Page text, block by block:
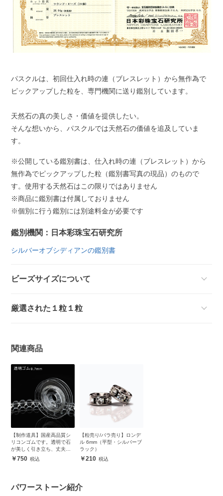
パスクルは、初回仕入れ時の連（ブレスレット）から無作為で
ピックアップした粒を、専門機関に送り鑑別しています。
天然石の真の美しさ・価値を提供したい。
そんな想いから、パスクルでは天然石の価値を追及していま
す。
※公開している鑑別書は、仕入れ時の連（ブレスレット）から
無作為でピックアップした粒（鑑別書写真の現品）のもので
す。使用する天然石はこの限りではありません
※商品に鑑別書は付属しておりません
※個別に行う鑑別には別途料金が必要です
鑑別機関：日本彩珠宝石研究所
シルバーオブシディアンの鑑別書
ビーズサイズについて
厳選された１粒１粒
関連商品
【制作道具】国産高品質シ
リコンゴムです。透明で石
が美しく引き立ち、丈夫で
安心750
【粒売り/バラ売り】ロンデ
ル 6mm（平型・シルバーブ
ラック）
210
パワーストーン紹介